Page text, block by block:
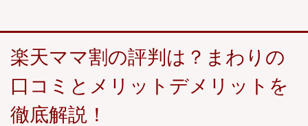
楽天ママ割の評判は？まわりの
口コミとメリットデメリットを
徹底解説！